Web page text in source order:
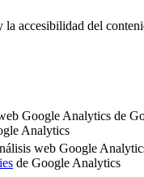
la accesibilidad del
Google Analytics de
Analytics
web Google
de Google Analytics